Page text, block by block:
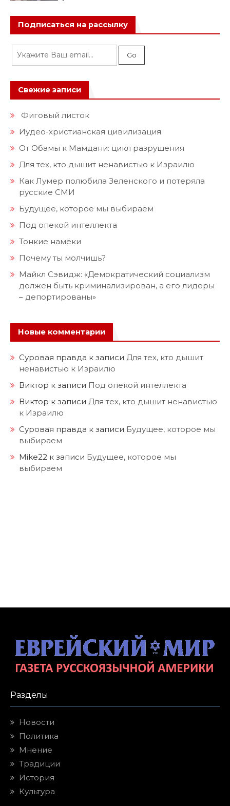
Подписаться на рассылку
Свежие записи
Фиговый листок
Иудео-христианская цивилизация
От Обамы к Мамдани: цикл разрушения
Для тех, кто дышит ненавистью к Израилю
Как Лумер полюбила Зеленского и потеряла
русские СМИ
Будущее, которое мы выбираем
Под опекой интеллекта
Тонкие намёки
Почему ты молчишь?
Майкл Сэвидж: «Демократический социализм
должен быть криминализирован, а его лидеры
– депортированы»
Новые комментарии
Суровая правда к записи Для тех, кто дышит
ненавистью к Израилю
Виктор к записи Под опекой интеллекта
Виктор к записи Для тех, кто дышит ненавистью
к Израилю
Суровая правда к записи Будущее, которое мы
выбираем
Mike22 к записи Будущее, которое мы
выбираем
Разделы
Новости
Политика
Мнение
Традиции
История
Культура